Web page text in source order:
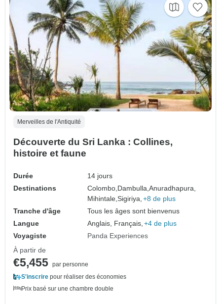
Merveilles de l'Antiquité
Découverte du Sri Lanka : Collines,
histoire et faune
Durée
14 jours
Destinations
Colombo,Dambulla,Anuradhapura,
Mihintale,Sigiriya, +8 de plus
Tranche d'âge
Tous les âges sont bienvenus
Langue
Anglais, Français, +4 de plus
Voyagiste
Panda Experiences
À partir de
€5,455 par personne
S'inscrire pour réaliser des économies
Prix basé sur une chambre double